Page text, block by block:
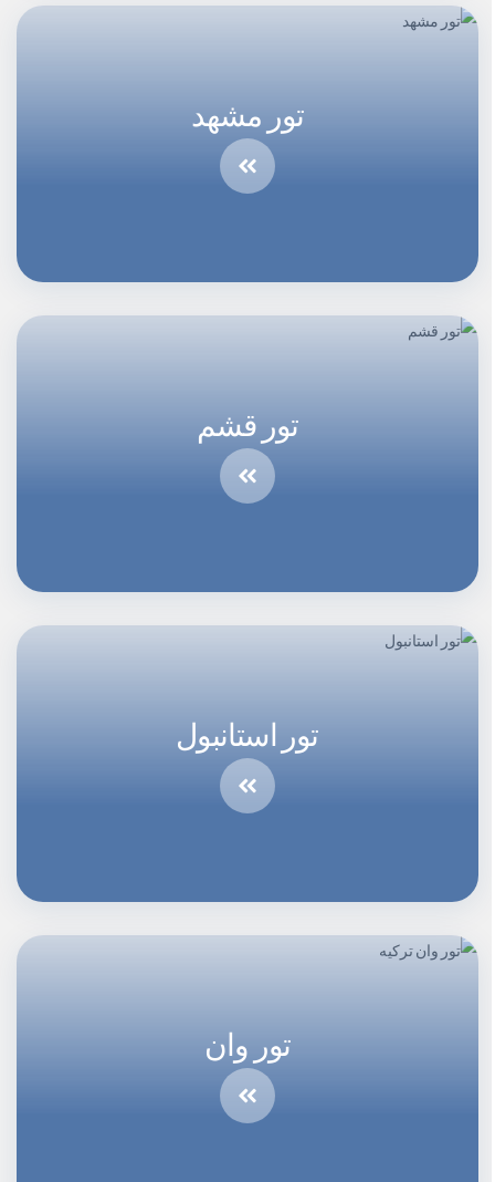
تور مشهد
تور قشم
تور استانبول
تور وان